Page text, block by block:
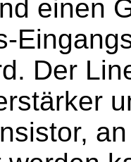
einen
Der